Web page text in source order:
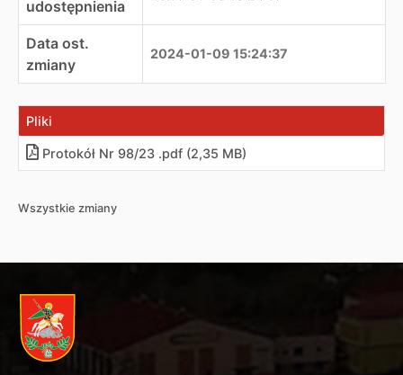
udostępnienia
Data ost.
zmiany
2024-01-09 15:24:37
Pliki
Protokół Nr 98/23 .pdf (2,35 MB)
Wszystkie zmiany